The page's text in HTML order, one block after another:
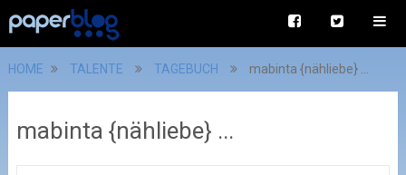
HOME TALENTE TAGEBUCH mabinta {nähliebe} ...
mabinta {nähliebe} ...